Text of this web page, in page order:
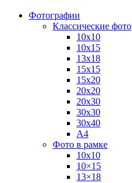
Фотографии
Классические фото
10х10
10х15
13х18
15х15
15х20
20х20
20х30
30х30
30х40
А4
Фото в рамке
10х10
10×15
13×18